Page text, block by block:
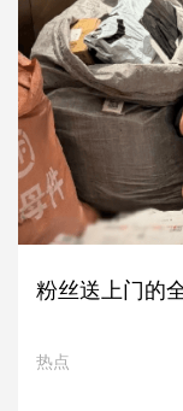
粉丝送上门的
热点